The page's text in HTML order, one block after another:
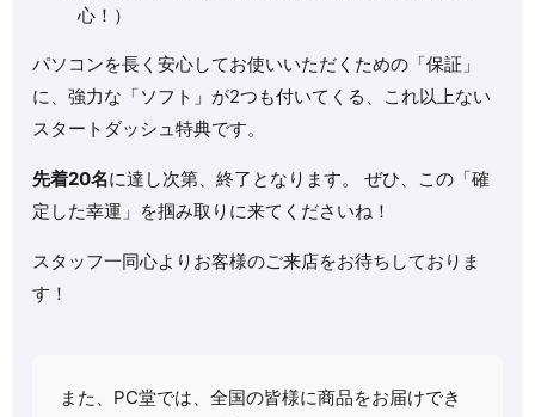
心！）
パソコンを長く安心してお使いいただくための「保証」
に、強力な「ソフト」が2つも付いてくる、これ以上ない
スタートダッシュ特典です。
先着20名に達し次第、終了となります。 ぜひ、この「確
定した幸運」を掴み取りに来てくださいね！
スタッフ一同心よりお客様のご来店をお待ちしておりま
す！
また、PC堂では、全国の皆様に商品をお届けでき